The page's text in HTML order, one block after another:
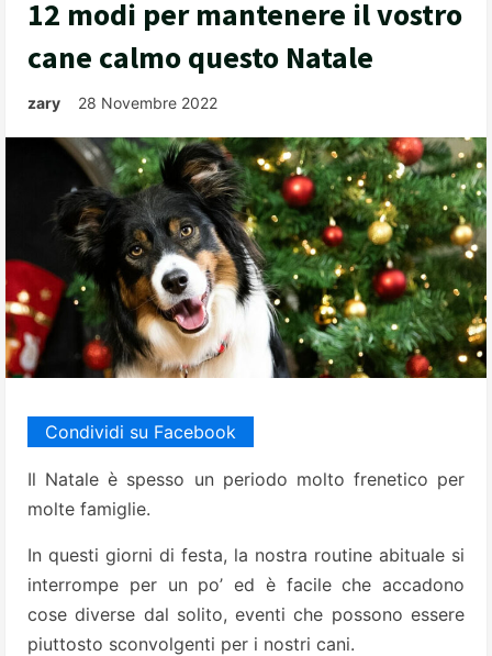
12 modi per mantenere il vostro
cane calmo questo Natale
zary 28 Novembre 2022
Condividi su Facebook
Il Natale è spesso un periodo molto frenetico per
molte famiglie.
Ιn questi giorni di festa, la nostra routine abituale si
interrompe per un po’ ed è facile che accadono
cose diverse dal solito, eventi che possono essere
piuttosto sconvolgenti per i nostri cani.